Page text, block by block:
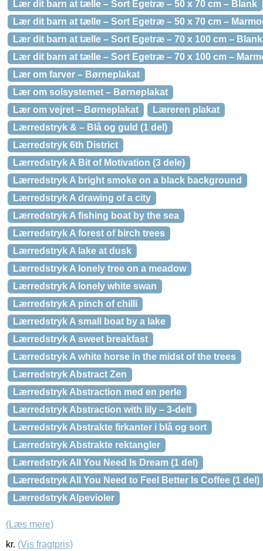
Lær dit barn at tælle – Sort Egetræ – 50 x 70 cm – Blank
Lær dit barn at tælle – Sort Egetræ – 50 x 70 cm –
Lær dit barn at tælle – Sort Egetræ – 70 x 100 cm – Blank
Lær dit barn at tælle – Sort Egetræ – 70 x 100 cm –
Lær om farver – Børneplakat
Lær om solsystemet – Børneplakat
Lær om vejret – Børneplakat
Læreren plakat
Lærredstryk & – Blå og guld (1 del)
Lærredstryk 6th District
Lærredstryk A Bit of Motivation (3 dele)
Lærredstryk A bright smoke on a black background
Lærredstryk A drawing of a city
Lærredstryk A fishing boat by the sea
Lærredstryk A forest of birch trees
Lærredstryk A lake at dusk
Lærredstryk A lonely tree on a meadow
Lærredstryk A lonely white swan
Lærredstryk A pinch of chilli
Lærredstryk A small boat by a lake
Lærredstryk A sweet breakfast
Lærredstryk A white horse in the midst of the trees
Lærredstryk Abstract Zen
Lærredstryk Abstraction med en perle
Lærredstryk Abstraction with lily – 3-delt
Lærredstryk Abstrakte firkanter i blå og sort
Lærredstryk Abstrakte rektangler
Lærredstryk All You Need Is Dream (1 del)
Lærredstryk All You Need to Feel Better Is Coffee (1 del)
Lærredstryk Alpevioler
(Læs mere)
kr. (Vis fragtpris)